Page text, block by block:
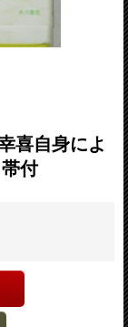
喜自身によ
付